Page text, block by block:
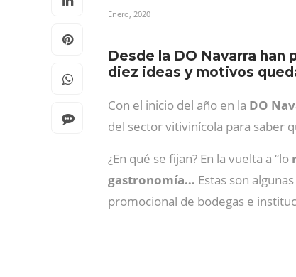
Enero, 2020
Desde la DO Navarra han
diez ideas y motivos
Con el inicio del año en la DO
del sector vitivinícola para saber
¿En qué se fijan? En la vuelta a “lo
gastronomía… Estas son
promocional de bodegas e